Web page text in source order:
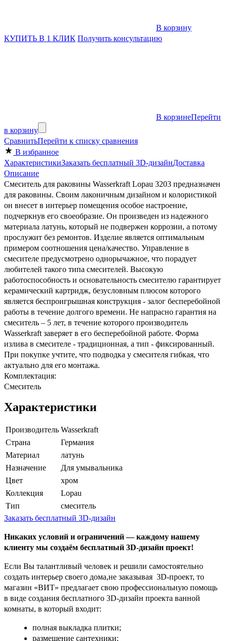
В корзину
КУПИТЬ В 1 КЛИК Получить консультацию
В корзинеПерейти
в корзину
СравнитьПерейти к списку сравнения
В избранное
ХарактеристикиЗаказать бесплатный 3D-дизайнДоставка
Описание
Смеситель для раковины Wasserkraft Lopau 3203 предназначен
для раковины. Своим лаконичным дизайном и колористикой
он внесет в интерьер помещения особое настроение,
подчеркнув его своеобразие. Он произведен из надежного
материала латунь, который не подвержен коррозии, а потому
прослужит без ремонтов. Изделие является оптимальным
примером соотношения цена/качество. Управление в
смесителе предусмотрено однорычажное, что порадует
любителей такого типа смесителей. Высокую
работоспособность и основательность смесителю гарантирует
керамический картридж, безусловным плюсом которого
является беспроигрышная конструкция - залог бесперебойной
работы в течение долгого времени. Не напрасно гарантия на
смеситель – 5 лет, в течение которого производитель
Wasserkraft заверяет в его бесперебойной работе. Форма
излива в смесителе - традиционная, а тип - фиксированный.
При покупке учтите, что подводка у смесителя гибкая, что
актуально для его монтажа.
Комплектация:
Смеситель
Характеристики
Производитель Wasserkraft
Страна
Германия
Материал
латунь
Назначение
Для умывальника
Цвет
хром
Коллекция
Lopau
Тип
смеситель
Заказать бесплатный 3D-дизайн
Никаких условий и ограничений — каждому нашему
клиенту мы создаём бесплатный 3D-дизайн проект!
Если Вы талантливый человек и решили самостоятельно
создать интерьер своего дома,не заказывая 3D-проект, то
магазин «ВИТ» предлагает свою профессиональную помощь
в виде создания бесплатного 3D-дизайн проекта ванной
комнаты, в который входит:
полная выкладка плитки;
размещение сантехники;